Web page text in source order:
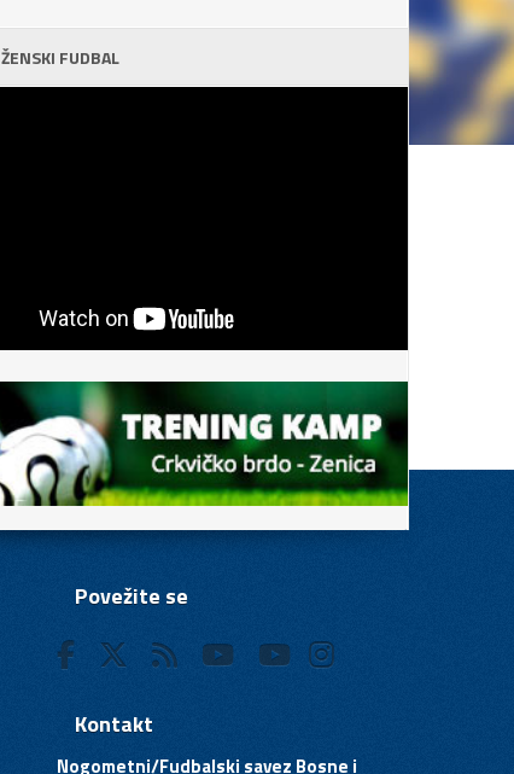
ŽENSKI FUDBAL
Povežite se
Kontakt
Nogometni/Fudbalski savez Bosne i